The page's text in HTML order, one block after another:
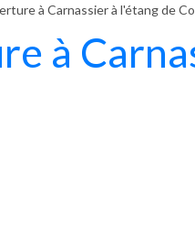
à Carnassier à l'étang de
à